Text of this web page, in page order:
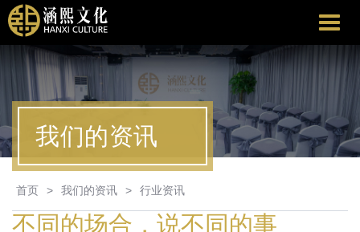
涵
化
我们的资讯
首页 > 我们的资讯 > 行业资讯
不同的场合，说不同的事